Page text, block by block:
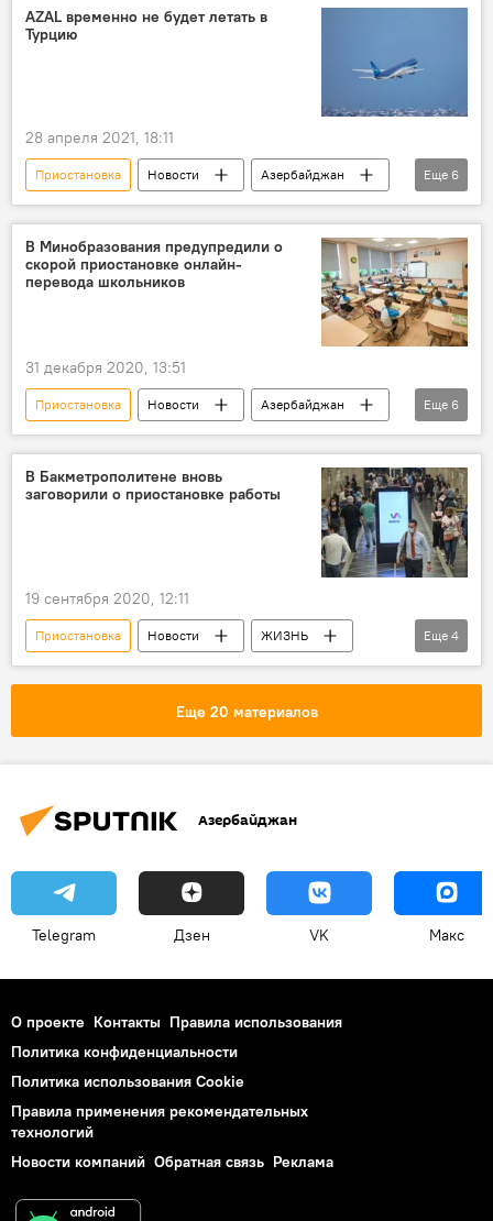
AZAL временно не будет летать в
Турцию
28 апреля 2021, 18:11
Приостановка Новости
Азербайджан
Новости мира
ЖИЗНЬ
Экономика
ЗАО "Азербайджанские Авиалинии" (AZAL)
Рейсы
Турция
Еще 6
В Минобразования предупредили о
скорой приостановке онлайн-
перевода школьников
31 декабря 2020, 13:51
Приостановка Новости
Азербайджан
ЖИЗНЬ
ТЕХНОЛОГИИ
Министерство образования АР
перевод
школьники
Онлайн
Еще 6
В Бакметрополитене вновь
заговорили о приостановке работы
19 сентября 2020, 12:11
Приостановка Новости
ЖИЗНЬ
Азербайджан
Коронавирус
Еще 4
Еще 20 материалов
Азербайджан
Telegram Дзен VK Макс
О проекте Контакты Правила использования
Политика конфиденциальности
Политика использования Cookie
Правила применения рекомендательных
технологий
Новости компаний Обратная связь Реклама